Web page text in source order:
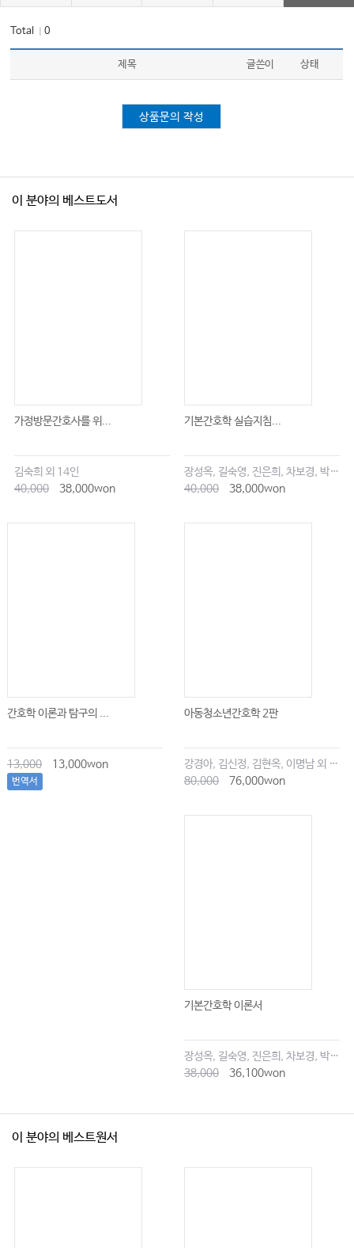
31_농양절개배농술 ·············· 239
33_전기제세동법 ·················· 242
Total ｜0
제목 글쓴이 상태
상품문의 작성
이 분야의 베스트도서
가정방문간호사를 위...
김숙희 외 14인
40,000
38,000won
기본간호학 실습지침...
장성옥, 길숙영, 진은희, 차보경, 박창승, 김영희, 임세현, 김은재, 이해랑
40,000
38,000won
간호학 이론과 탐구의 ...
13,000 13,000won
번역서
아동청소년간호학 2판
강경아, 김신정, 김현옥, 이명남 외 공저
80,000
76,000won
기본간호학 이론서
장성옥, 길숙영, 진은희, 차보경, 박창승, 김영희, 임세현, 김은재, 이해랑
38,000
36,100won
이 분야의 베스트원서